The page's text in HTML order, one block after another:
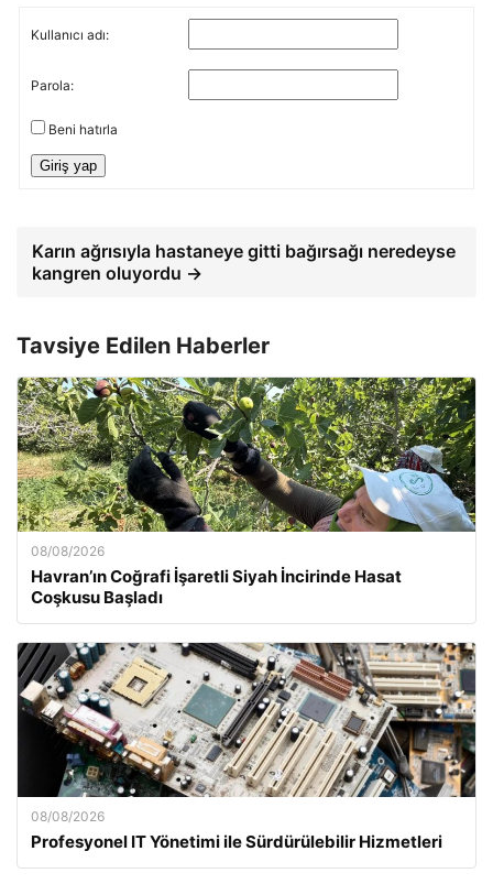
Kullanıcı adı:
Parola:
Beni hatırla
Giriş yap
Karın ağrısıyla hastaneye gitti bağırsağı neredeyse
kangren oluyordu →
Tavsiye Edilen Haberler
08/08/2026
Havran’ın Coğrafi İşaretli Siyah İncirinde Hasat
Coşkusu Başladı
08/08/2026
Profesyonel IT Yönetimi ile Sürdürülebilir Hizmetleri